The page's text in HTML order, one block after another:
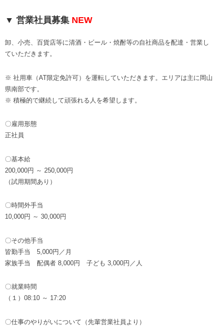
▼ 営業社員募集 NEW
卸、小売、百貨店等に清酒・ビール・焼酎等の自社商品を配達・営業し
ていただきます。
※ 社用車（AT限定免許可）を運転していただきます。エリアは主に岡山
県南部です。
※ 積極的で継続して頑張れる人を希望します。
〇雇用形態
正社員
〇基本給
200,000円 ～ 250,000円
（試用期間あり）
〇時間外手当
10,000円 ～ 30,000円
〇その他手当
皆勤手当 5,000円／月
家族手当 配偶者 8,000円 子ども 3,000円／人
〇就業時間
（１）08:10 ～ 17:20
〇仕事のやりがいについて（先輩営業社員より）